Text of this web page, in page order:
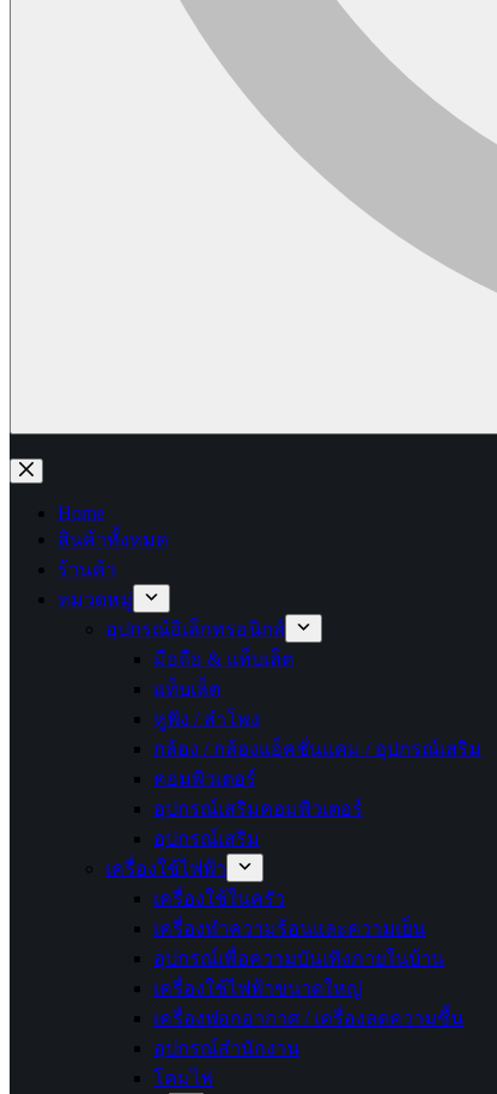
No
results
Home
สินค้าทั้งหมด
ร้านค้า
หมวดหมู่
อุปกรณ์อิเล็กทรอนิกส์
มือถือ & แท็บเล็ต
แท็บเล็ต
หูฟัง / ลำโพง
กล้อง / กล้องแอ็คชั่นแคม / อุปกรณ์เสริม
คอมพิวเตอร์
อุปกรณ์เสริมคอมพิวเตอร์
อุปกรณ์เสริม
เครื่องใช้ไฟฟ้า
เครื่องใช้ในครัว
เครื่องทำความร้อนและความเย็น
อุปกรณ์เพื่อความบันเทิงภายในบ้าน
เครื่องใช้ไฟฟ้าขนาดใหญ่
เครื่องฟอกอากาศ / เครื่องลดความชื้น
อุปกรณ์สำนักงาน
โคมไฟ